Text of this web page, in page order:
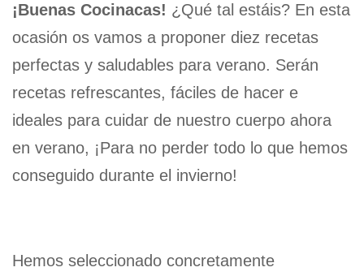
¡Buenas Cocinacas! ¿Qué tal estáis? En esta
ocasión os vamos a proponer diez recetas
perfectas y saludables para verano. Serán
recetas refrescantes, fáciles de hacer e
ideales para cuidar de nuestro cuerpo ahora
en verano, ¡Para no perder todo lo que hemos
conseguido durante el invierno!
Hemos seleccionado concretamente